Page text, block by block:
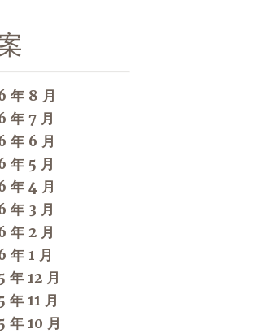
年 8 月
年 7 月
年 6 月
年 5 月
年 4 月
年 3 月
年 2 月
年 1 月
年 12 月
年 11 月
年 10 月